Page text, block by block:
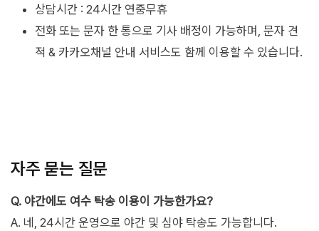
상담시간 : 24시간 연중무휴
전화 또는 문자 한 통으로 기사 배정이 가능하며, 문자 견
적 & 카카오채널 안내 서비스도 함께 이용할 수 있습니다.
자주 묻는 질문
Q. 야간에도 여수 탁송 이용이 가능한가요?
A. 네, 24시간 운영으로 야간 및 심야 탁송도 가능합니다.